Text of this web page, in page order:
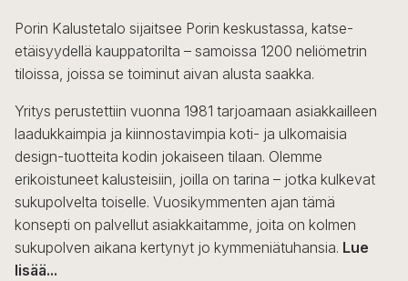
Porin Kalustetalo sijaitsee Porin keskustassa, katse-
etäisyydellä kauppatorilta – samoissa 1200 neliömetrin
tiloissa, joissa se toiminut aivan alusta saakka.
Yritys perustettiin vuonna 1981 tarjoamaan asiakkailleen
laadukkaimpia ja kiinnostavimpia koti- ja ulkomaisia
design-tuotteita kodin jokaiseen tilaan. Olemme
erikoistuneet kalusteisiin, joilla on tarina – jotka kulkevat
sukupolvelta toiselle. Vuosikymmenten ajan tämä
konsepti on palvellut asiakkaitamme, joita on kolmen
sukupolven aikana kertynyt jo kymmeniätuhansia. Lue
lisää...